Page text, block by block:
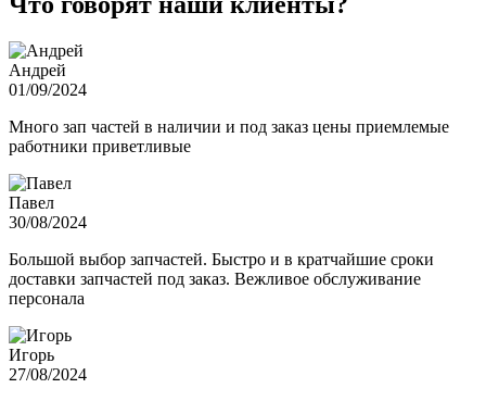
Андрей
01/09/2024
Много зап частей в наличии и под заказ цены приемлемые
работники приветливые
Павел
30/08/2024
Большой выбор запчастей. Быстро и в кратчайшие сроки
доставки запчастей под заказ. Вежливое обслуживание
персонала
Игорь
27/08/2024